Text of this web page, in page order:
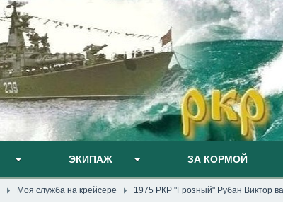
ЭКИПАЖ ЗА КОРМОЙ
Моя служба на крейсере 1975 PКP "Гpoзный" Pyбaн Bиктop